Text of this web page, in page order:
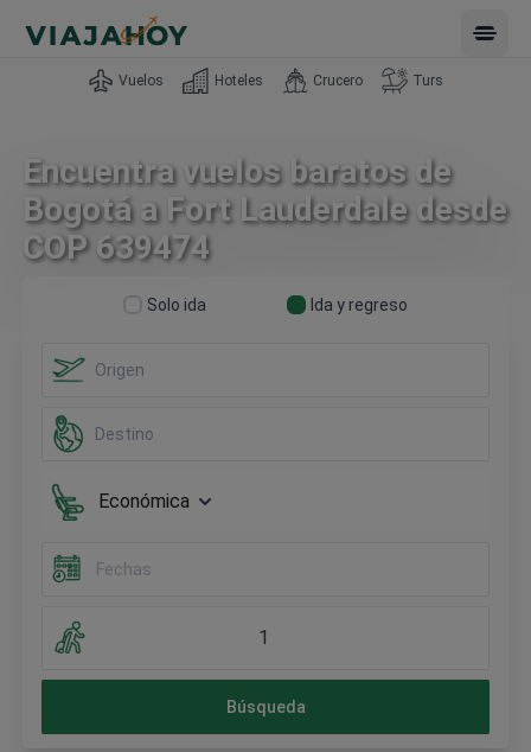
Open
Vuelos Hoteles Crucero Turs
Encuentra vuelos baratos de
Bogotá a Fort Lauderdale desde
COP 639474
Solo ida Ida y regreso
Económica
1
Búsqueda